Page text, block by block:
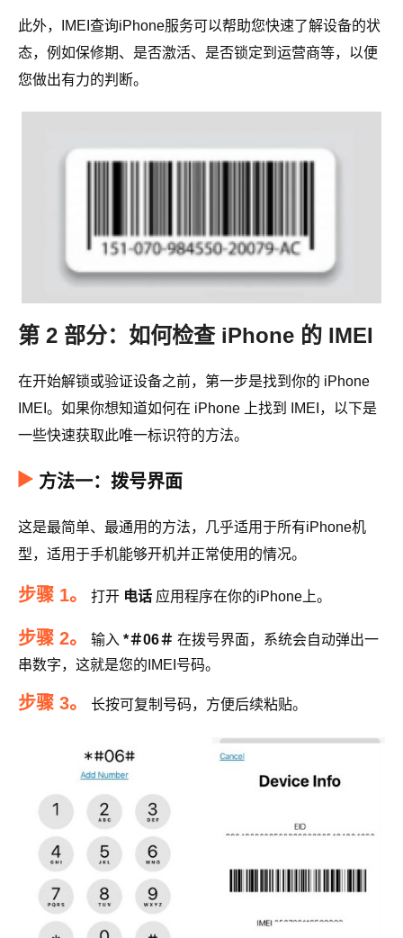
此外，IMEI查询iPhone服务可以帮助您快速了解设备的状
态，例如保修期、是否激活、是否锁定到运营商等，以便
您做出有力的判断。
第 2 部分：如何检查 iPhone 的 IMEI
在开始解锁或验证设备之前，第一步是找到你的 iPhone
IMEI。如果你想知道如何在 iPhone 上找到 IMEI，以下是
一些快速获取此唯一标识符的方法。
方法一：拨号界面
这是最简单、最通用的方法，几乎适用于所有iPhone机
型，适用于手机能够开机并正常使用的情况。
步骤 1。 打开 电话 应用程序在你的iPhone上。
步骤 2。 输入 *＃06＃ 在拨号界面，系统会自动弹出一
串数字，这就是您的IMEI号码。
步骤 3。 长按可复制号码，方便后续粘贴。